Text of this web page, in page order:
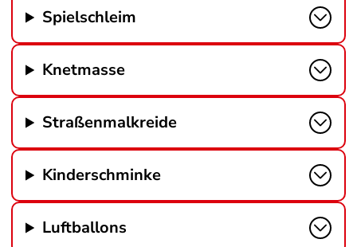
Spielschleim
Knetmasse
Straßenmalkreide
Kinderschminke
Luftballons